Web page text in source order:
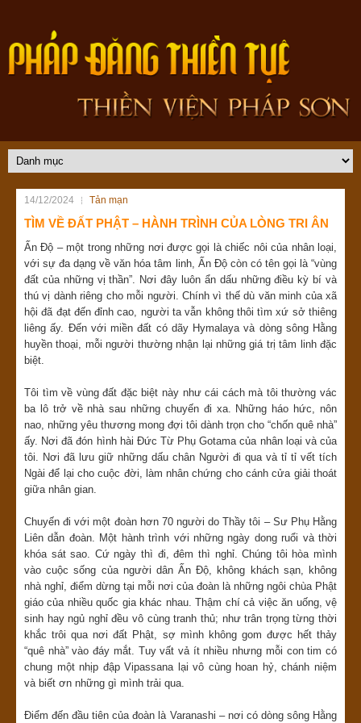
14/12/2024 Tản mạn
TÌM VỀ ĐẤT PHẬT – HÀNH TRÌNH CỦA LÒNG TRI ÂN
Ấn Độ – một trong những nơi được gọi là chiếc nôi của nhân loại,
với sự đa dạng về văn hóa tâm linh, Ấn Độ còn có tên gọi là “vùng
đất của những vị thần”. Nơi đây luôn ẩn dấu những điều kỳ bí và
thú vị dành riêng cho mỗi người. Chính vì thế dù văn minh của xã
hội đã đạt đến đỉnh cao, người ta vẫn không thôi tìm xứ sở thiêng
liêng ấy. Đến với miền đất có dãy Hymalaya và dòng sông Hằng
huyền thoại, mỗi người thường nhận lại những giá trị tâm linh đặc
biệt.
Tôi tìm về vùng đất đặc biệt này như cái cách mà tôi thường vác
ba lô trở về nhà sau những chuyến đi xa. Những háo hức, nôn
nao, những yêu thương mong đợi tôi dành trọn cho “chốn quê nhà”
ấy. Nơi đã đón hình hài Đức Từ Phụ Gotama của nhân loại và của
tôi. Nơi đã lưu giữ những dấu chân Người đi qua và tỉ tỉ vết tích
Ngài để lại cho cuộc đời, làm nhân chứng cho cánh cửa giải thoát
giữa nhân gian.
Chuyến đi với một đoàn hơn 70 người do Thầy tôi – Sư Phụ Hằng
Liên dẫn đoàn. Một hành trình với những ngày dong ruổi và thời
khóa sát sao. Cứ ngày thì đi, đêm thì nghỉ. Chúng tôi hòa mình
vào cuộc sống của người dân Ấn Độ, không khách sạn, không
nhà nghỉ, điểm dừng tại mỗi nơi của đoàn là những ngôi chùa Phật
giáo của nhiều quốc gia khác nhau. Thậm chí cả việc ăn uống, vệ
sinh hay ngủ nghỉ đều vô cùng tranh thủ; như trân trọng từng thời
khắc trôi qua nơi đất Phật, sợ mình không gom được hết thảy
“quê nhà” vào đáy mắt. Tuy vất vả ít nhiều nhưng mỗi con tim có
chung một nhịp đập Vipassana lại vô cùng hoan hỷ, chánh niệm
và biết ơn những gì mình trải qua.
Điểm đến đầu tiên của đoàn là Varanashi – nơi có dòng sông Hằng